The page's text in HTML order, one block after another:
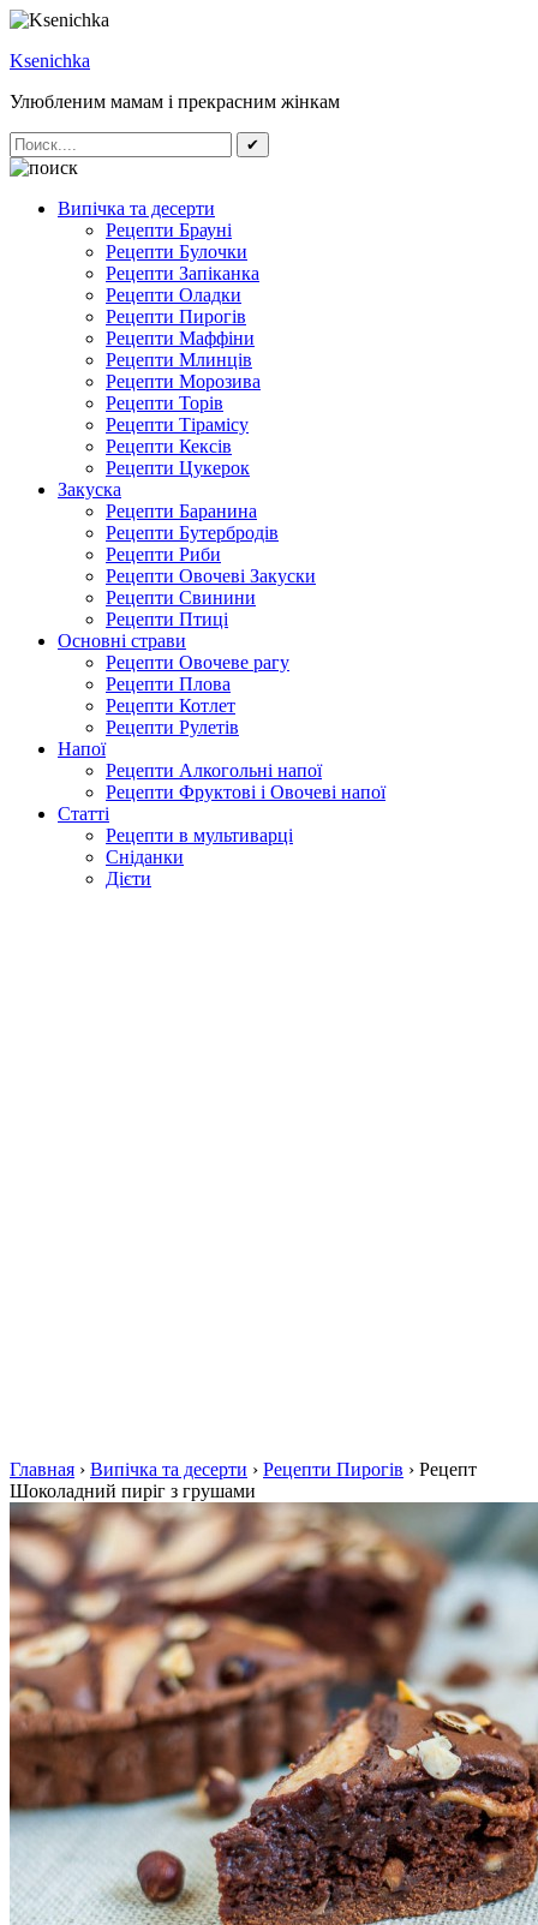
Ksenichka
Улюбленим мамам і прекрасним жінкам
✔
Випічка та десерти
Рецепти Брауні
Рецепти Булочки
Рецепти Запіканка
Рецепти Оладки
Рецепти Пирогів
Рецепти Маффіни
Рецепти Млинців
Рецепти Морозива
Рецепти Торів
Рецепти Тірамісу
Рецепти Кексів
Рецепти Цукерок
Закуска
Рецепти Баранина
Рецепти Бутербродів
Рецепти Риби
Рецепти Овочеві Закуски
Рецепти Свинини
Рецепти Птиці
Основні страви
Рецепти Овочеве рагу
Рецепти Плова
Рецепти Котлет
Рецепти Рулетів
Напої
Рецепти Алкогольні напої
Рецепти Фруктові і Овочеві напої
Статті
Рецепти в мультиварці
Сніданки
Дієти
Главная › Випічка та десерти › Рецепти Пирогів › Рецепт
Шоколадний пиріг з грушами